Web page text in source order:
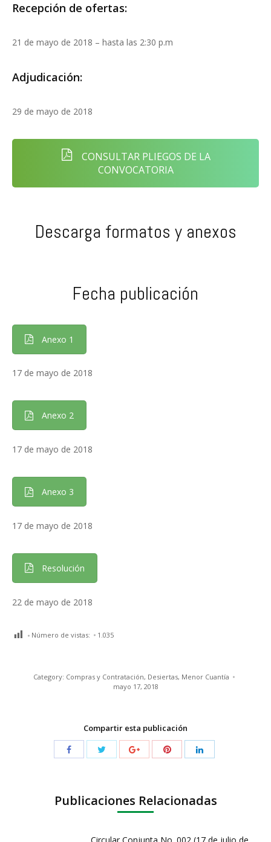
Recepción de ofertas:
21 de mayo de 2018 – hasta las 2:30 p.m
Adjudicación:
29 de mayo de 2018
CONSULTAR PLIEGOS DE LA
CONVOCATORIA
Descarga formatos y anexos
Fecha publicación
Anexo 1
17 de mayo de 2018
Anexo 2
17 de mayo de 2018
Anexo 3
17 de mayo de 2018
Resolución
22 de mayo de 2018
Número de vistas: 1.035
Category: Compras y Contratación, Desiertas, Menor Cuantía
mayo 17, 2018
Compartir esta publicación
Publicaciones Relacionadas
Circular Conjunta No. 002 (17 de julio de